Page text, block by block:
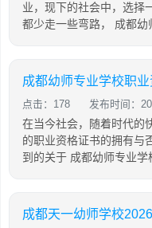
业，现下的社会中，选择
都少走一些弯路， 成都幼
点击：178 发布时间：
在当今社会，随着时代的
的职业资格证书的拥有与
到的关于 成都幼师专业学
成都天一幼师学校